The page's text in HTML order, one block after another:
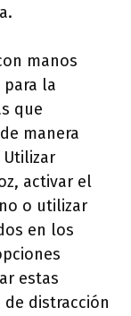
manos
la
que
manera
Utilizar
activar el
o utilizar
en los
estas
distracción